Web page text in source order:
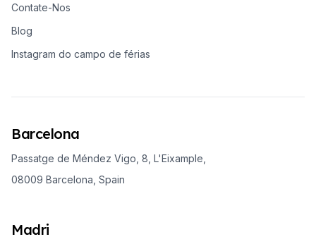
Contate-Nos
Blog
Instagram do campo de férias
Barcelona
Passatge de Méndez Vigo, 8, L'Eixample,
08009 Barcelona, Spain
Madri